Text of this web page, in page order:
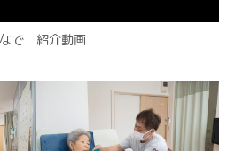
で 紹介動画